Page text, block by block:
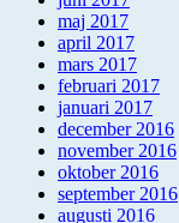
maj 2017
april 2017
mars 2017
februari 2017
januari 2017
december 2016
november 2016
oktober 2016
september 2016
augusti 2016